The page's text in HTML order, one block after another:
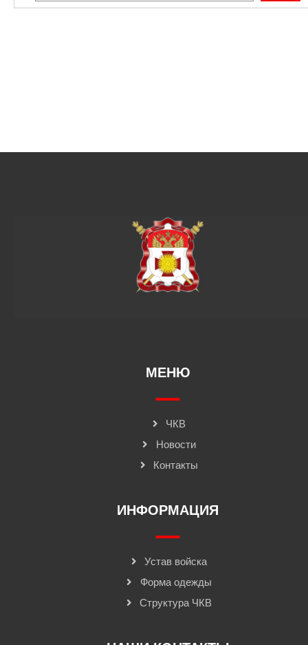
МЕНЮ
ЧКВ
Новости
Контакты
ИНФОРМАЦИЯ
Устав войска
Форма одежды
Структура ЧКВ